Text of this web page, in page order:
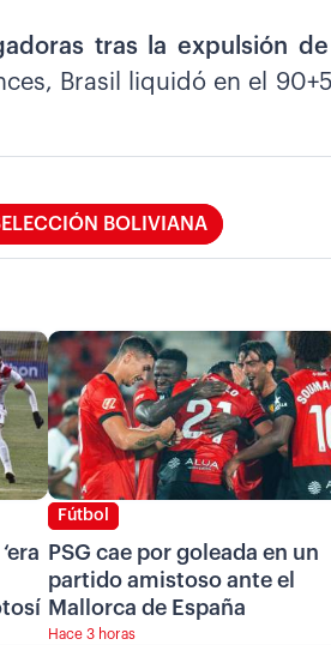
tras la expulsión
Brasil liquidó en el
BOLIVIANA
Fútbol
PSG cae por goleada en un
partido amistoso ante el
Mallorca de España
Hace 3 horas